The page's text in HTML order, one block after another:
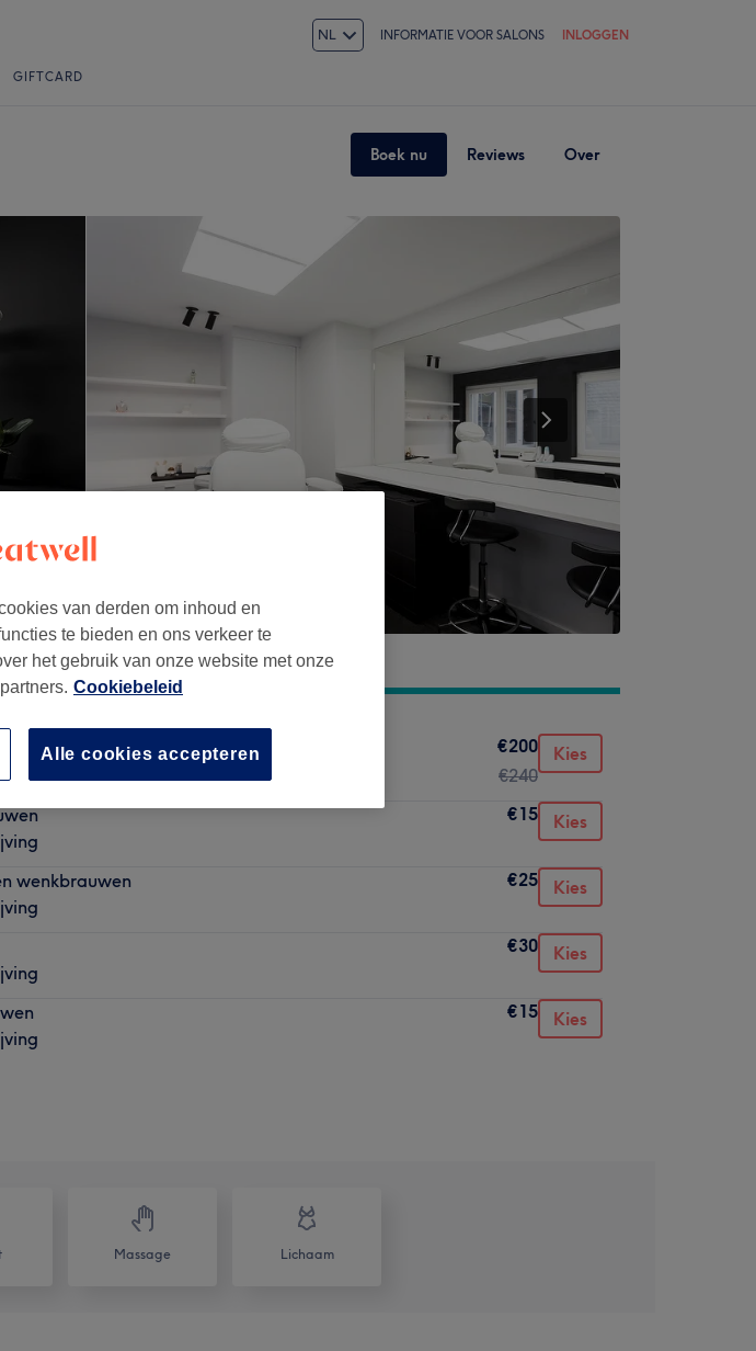
NL INFORMATIE VOOR SALONS INLOGGEN
GIFTCARD
Boek nu Reviews Over
€200
€240
Kies
€15 Kies
wenkbrauwen
€25 Kies
€30 Kies
€15 Kies
Massage Lichaam
van derden om inhoud en
te bieden en ons verkeer te
het gebruik van onze website met onze
Cookiebeleid
Alle cookies accepteren